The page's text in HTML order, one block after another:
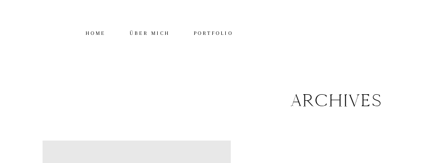
HOME ÜBER MICH PORTFOLIO
ARCHIVES